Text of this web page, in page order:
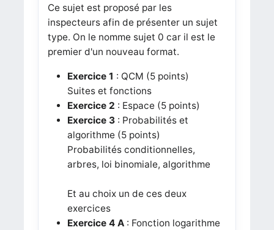
Ce sujet est proposé par les
inspecteurs afin de présenter un sujet
type. On le nomme sujet 0 car il est le
premier d'un nouveau format.
Exercice 1 : QCM (5 points)
Suites et fonctions
Exercice 2 : Espace (5 points)
Exercice 3: Probabilités et
algorithme (5 points)
Probabilités conditionnelles,
arbres, loi binomiale, algorithme
Et au choix un de ces deux
exercices
Exercice 4 A : Fonction logarithme